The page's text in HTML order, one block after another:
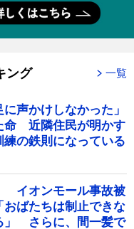
ング 一覧
声かけしなかった」
命 近隣住民が明かす
練の鉄則になっている
イオンモール事故被
ばたちは制止できな
」 さらに、間一髪で